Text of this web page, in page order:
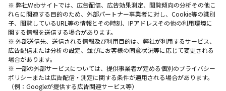
※ 弊社Webサイトでは、広告配信、広告効果測定、閲覧傾向の分析その他こ
れらに関連する目的のため、外部パートナー事業者に対し、Cookie等の識別
子、閲覧しているURL等の情報とその時刻、IPアドレスその他の利用環境に
関する情報を送信する場合があります。
※ 外部送信先、送信される情報及び利用目的は、弊社が利用するサービス、
広告配信または分析の設定、並びにお客様の同意状況等に応じて変更される
場合があります。
※ 一部の外部サービスについては、提供事業者が定める個別のプライバシー
ポリシーまたは広告配信・測定に関する条件が適用される場合があります。
（例：Googleが提供する広告関連サービス等）